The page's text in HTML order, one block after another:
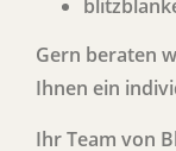
Gern beraten
Ihnen ein
Ihr Team von